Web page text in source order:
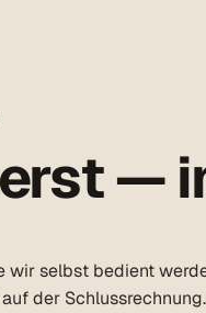
—
wir selbst bedient
der